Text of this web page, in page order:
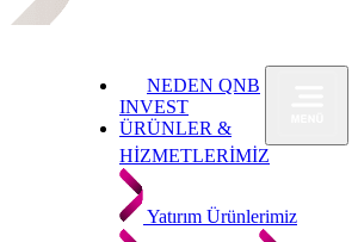
NEDEN QNB
INVEST
ÜRÜNLER &
HİZMETLERİMİZ
Yatırım Ürünlerimiz